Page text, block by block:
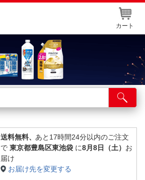
カート
送料無料、 あと17時間24分以内のご注文
で 東京都豊島区東池袋 に8月8日（土） お
届け
お届け先を変更する